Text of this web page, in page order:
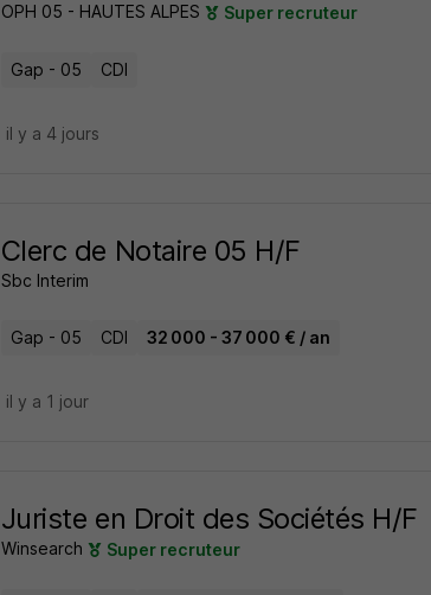
OPH 05 - HAUTES ALPES Super recruteur
Gap - 05 CDI
il y a 4 jours
Clerc de Notaire 05 H/F
Sbc Interim
Gap - 05 CDI 32 000 - 37 000 € / an
il y a 1 jour
Juriste en Droit des Sociétés H/F
Winsearch Super recruteur